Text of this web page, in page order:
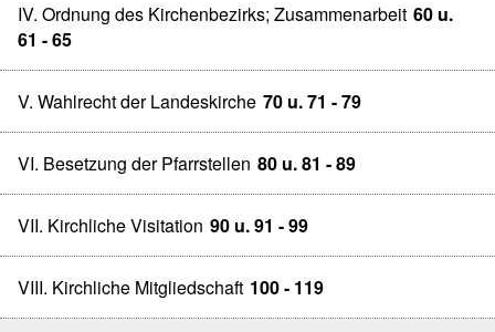
IV. Ordnung des Kirchenbezirks; Zusammenarbeit 60 u.
61 - 65
V. Wahlrecht der Landeskirche 70 u. 71 - 79
VI. Besetzung der Pfarrstellen 80 u. 81 - 89
VII. Kirchliche Visitation 90 u. 91 - 99
VIII. Kirchliche Mitgliedschaft 100 - 119